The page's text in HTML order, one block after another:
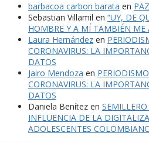
barbacoa carbon barata en
Sebastian Villamil en “UY, DE
HOMBRE Y A MÍ TAMBIÉN ME
Laura Hernández en
CORONAVIRUS: LA
DATOS
Jairo Mendoza en
CORONAVIRUS: LA
DATOS
Daniela Benítez en
INFLUENCIA DE LA
ADOLESCENTES